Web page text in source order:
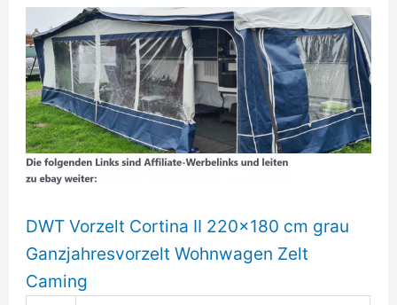
DWT Vorzelt Cortina II 220x180 cm grau
Ganzjahresvorzelt Wohnwagen Zelt
Caming